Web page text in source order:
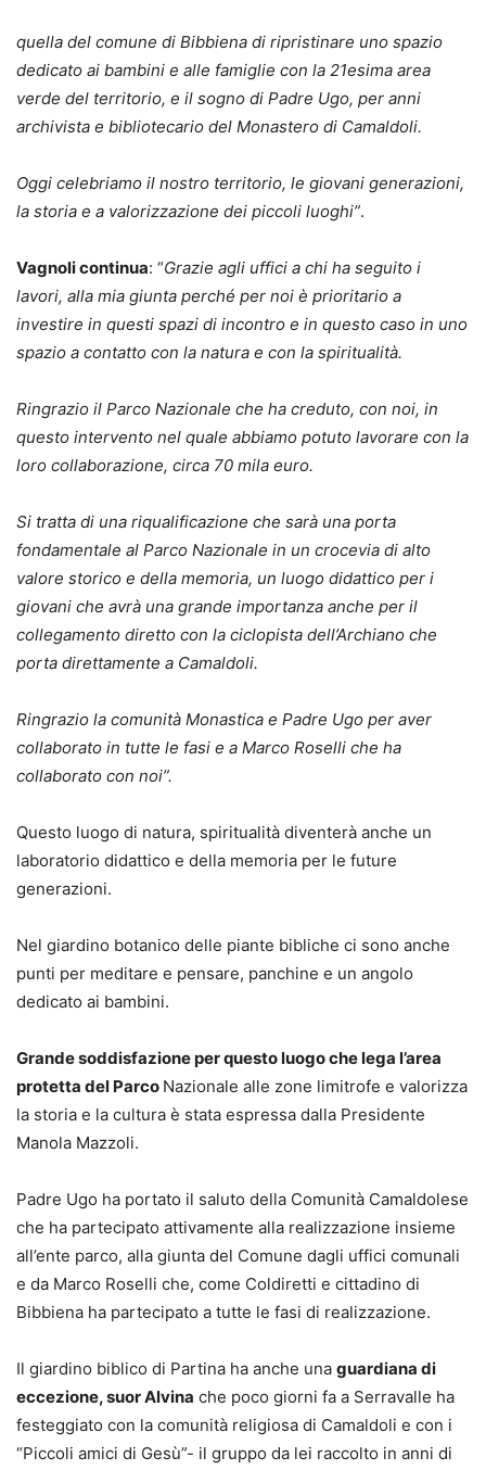
quella del comune di Bibbiena di ripristinare uno spazio
dedicato ai bambini e alle famiglie con la 21esima area
verde del territorio, e il sogno di Padre Ugo, per anni
archivista e bibliotecario del Monastero di Camaldoli.
Oggi celebriamo il nostro territorio, le giovani generazioni,
la storia e a valorizzazione dei piccoli luoghi”.
Vagnoli continua: “Grazie agli uffici a chi ha seguito i
lavori, alla mia giunta perché per noi è prioritario a
investire in questi spazi di incontro e in questo caso in uno
spazio a contatto con la natura e con la spiritualità.
Ringrazio il Parco Nazionale che ha creduto, con noi, in
questo intervento nel quale abbiamo potuto lavorare con la
loro collaborazione, circa 70 mila euro.
Si tratta di una riqualificazione che sarà una porta
fondamentale al Parco Nazionale in un crocevia di alto
valore storico e della memoria, un luogo didattico per i
giovani che avrà una grande importanza anche per il
collegamento diretto con la ciclopista dell’Archiano che
porta direttamente a Camaldoli.
Ringrazio la comunità Monastica e Padre Ugo per aver
collaborato in tutte le fasi e a Marco Roselli che ha
collaborato con noi”.
Questo luogo di natura, spiritualità diventerà anche un
laboratorio didattico e della memoria per le future
generazioni.
Nel giardino botanico delle piante bibliche ci sono anche
punti per meditare e pensare, panchine e un angolo
dedicato ai bambini.
Grande soddisfazione per questo luogo che lega l’area
protetta del Parco Nazionale alle zone limitrofe e valorizza
la storia e la cultura è stata espressa dalla Presidente
Manola Mazzoli.
Padre Ugo ha portato il saluto della Comunità Camaldolese
che ha partecipato attivamente alla realizzazione insieme
all’ente parco, alla giunta del Comune dagli uffici comunali
e da Marco Roselli che, come Coldiretti e cittadino di
Bibbiena ha partecipato a tutte le fasi di realizzazione.
Il giardino biblico di Partina ha anche una guardiana di
eccezione, suor Alvina che poco giorni fa a Serravalle ha
festeggiato con la comunità religiosa di Camaldoli e con i
“Piccoli amici di Gesù”- il gruppo da lei raccolto in anni di